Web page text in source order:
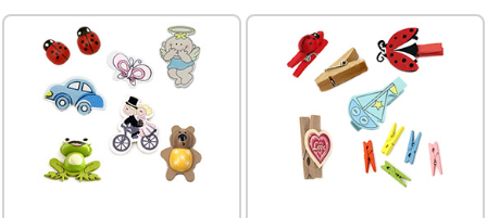
reklamu, aj
s pomocou
našich
partnerov
analytiku a
súhlasiť s
používaním